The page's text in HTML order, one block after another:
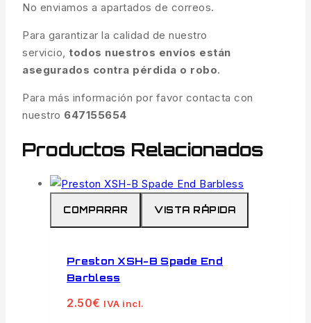
No enviamos a apartados de correos.
Para garantizar la calidad de nuestro
servicio, todos nuestros envíos están
asegurados contra pérdida o robo.
Para más información por favor contacta con
nuestro 647155654
Productos Relacionados
COMPARAR VISTA RÁPIDA
Preston XSH-B Spade End
Barbless
2.50€ IVA incl.